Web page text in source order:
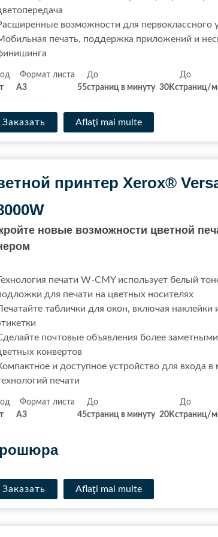
возможности для первоклассного
печать, поддержка приложений и
Формат листа До До
A3 55страниц в минуту 30Kстраниц/
Заказать Aflaţi mai multe
принтер Xerox®
новые возможности цветной
печати W-CMY использует белый
для печати на цветных носителях
таблички для окон, включая наклейки
почтовые объявления более
конвертов
и доступное устройство для входа
печати
Формат листа До До
A3 45страниц в минуту 20Kстраниц/
Заказать Aflaţi mai multe